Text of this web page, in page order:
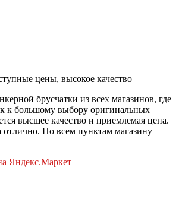
цены, высокое качество
брусчатки из всех магазинов, где
к большому выбору оригинальных
высшее качество и приемлемая цена.
отлично. По всем пунктам магазину
Яндекс.Маркет